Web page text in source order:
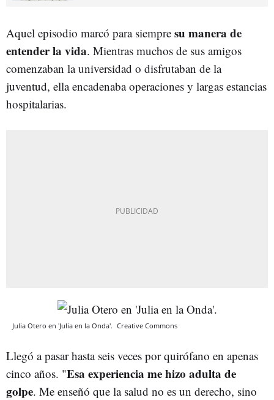
Aquel episodio marcó para siempre su manera de
entender la vida. Mientras muchos de sus amigos
comenzaban la universidad o disfrutaban de la
juventud, ella encadenaba operaciones y largas estancias
hospitalarias.
Julia Otero en 'Julia en la Onda'. Creative Commons
Llegó a pasar hasta seis veces por quirófano en apenas
cinco años. "Esa experiencia me hizo adulta de
golpe. Me enseñó que la salud no es un derecho, sino